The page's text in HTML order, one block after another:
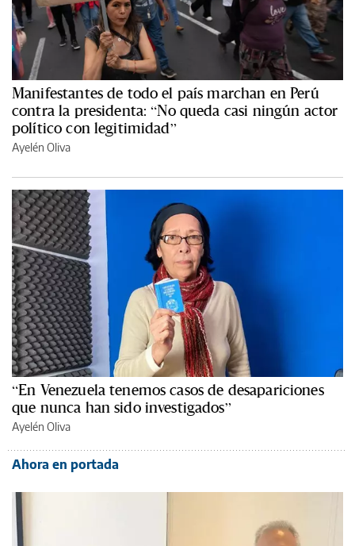
Manifestantes de todo el país marchan en Perú
contra la presidenta: “No queda casi ningún actor
político con legitimidad”
Ayelén Oliva
“En Venezuela tenemos casos de desapariciones
que nunca han sido investigados”
Ayelén Oliva
Ahora en portada